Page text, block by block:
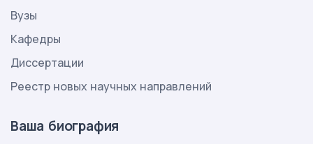
Вузы
Кафедры
Диссертации
Реестр новых научных направлений
Ваша биография